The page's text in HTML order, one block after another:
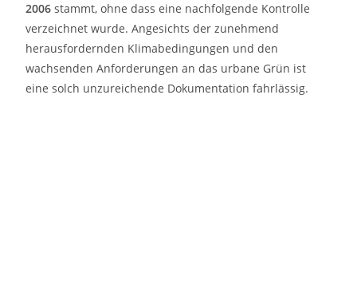
2006 stammt, ohne dass eine nachfolgende Kontrolle
verzeichnet wurde. Angesichts der zunehmend
herausfordernden Klimabedingungen und den
wachsenden Anforderungen an das urbane Grün ist
eine solch unzureichende Dokumentation fahrlässig.